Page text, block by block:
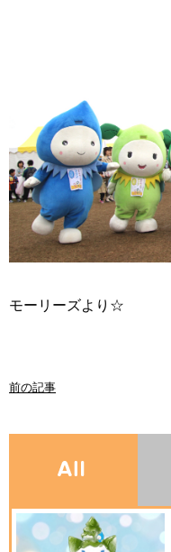
モーリーズより☆
前の記事